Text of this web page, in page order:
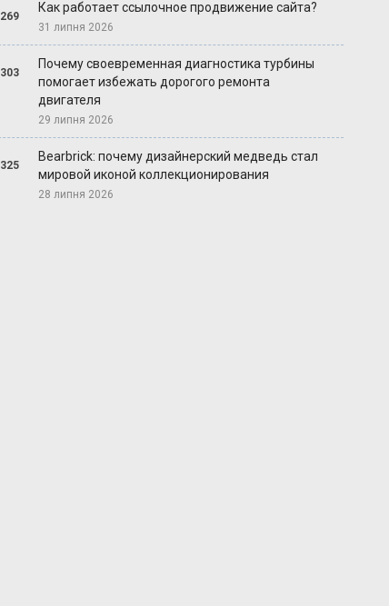
269
Как работает ссылочное продвижение сайта?
31 липня 2026
303
Почему своевременная диагностика турбины
помогает избежать дорогого ремонта
двигателя
29 липня 2026
325
Bearbrick: почему дизайнерский медведь стал
мировой иконой коллекционирования
28 липня 2026